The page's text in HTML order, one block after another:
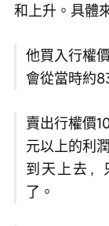
和上升。具體
他買入行權
會從當時約
賣出行權價
元以上的利
到天上去，
了。